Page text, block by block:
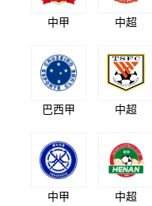
中甲 中超
巴西甲 中超
中甲 中超